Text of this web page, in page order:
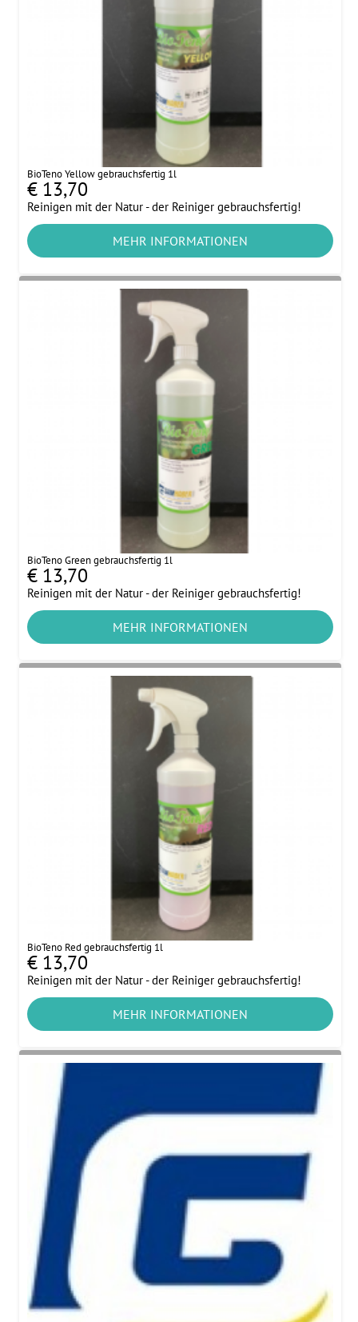
BioTeno Yellow gebrauchsfertig 1l
€ 13,70
Reinigen mit der Natur - der Reiniger gebrauchsfertig!
MEHR INFORMATIONEN
BioTeno Green gebrauchsfertig 1l
€ 13,70
Reinigen mit der Natur - der Reiniger gebrauchsfertig!
MEHR INFORMATIONEN
BioTeno Red gebrauchsfertig 1l
€ 13,70
Reinigen mit der Natur - der Reiniger gebrauchsfertig!
MEHR INFORMATIONEN